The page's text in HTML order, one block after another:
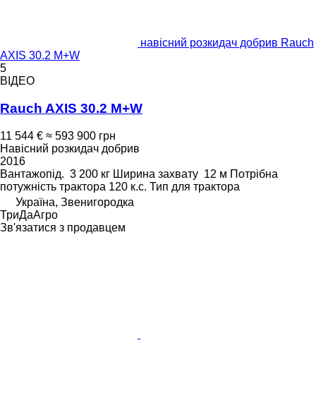
навісний розкидач добрив Rauch
AXIS 30.2 M+W
5
ВІДЕО
Rauch AXIS 30.2 M+W
11 544 € ≈ 593 900 грн
Навісний розкидач добрив
2016
Вантажопід. 3 200 кг Ширина захвату 12 м Потрібна
потужність трактора 120 к.с. Тип для трактора
Україна, Звенигородка
ТриДаАгро
Зв'язатися з продавцем